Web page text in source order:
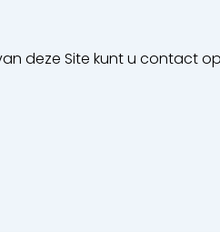
deze Site kunt u contact